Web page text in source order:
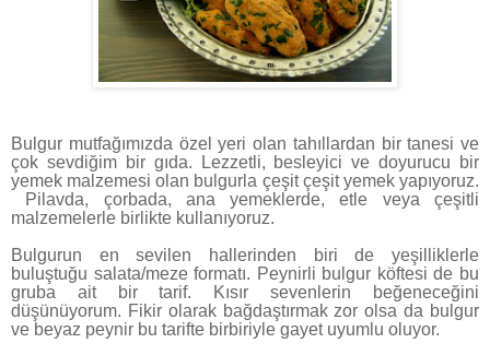
Bulgur mutfağımızda özel yeri olan tahıllardan bir tanesi ve
çok sevdiğim bir gıda. Lezzetli, besleyici ve doyurucu bir
yemek malzemesi olan bulgurla çeşit çeşit yemek yapıyoruz.
Pilavda, çorbada, ana yemeklerde, etle veya çeşitli
malzemelerle birlikte kullanıyoruz.
Bulgurun en sevilen hallerinden biri de yeşilliklerle
buluştuğu salata/meze formatı. Peynirli bulgur köftesi de bu
gruba ait bir tarif. Kısır sevenlerin beğeneceğini
düşünüyorum. Fikir olarak bağdaştırmak zor olsa da bulgur
ve beyaz peynir bu tarifte birbiriyle gayet uyumlu oluyor.